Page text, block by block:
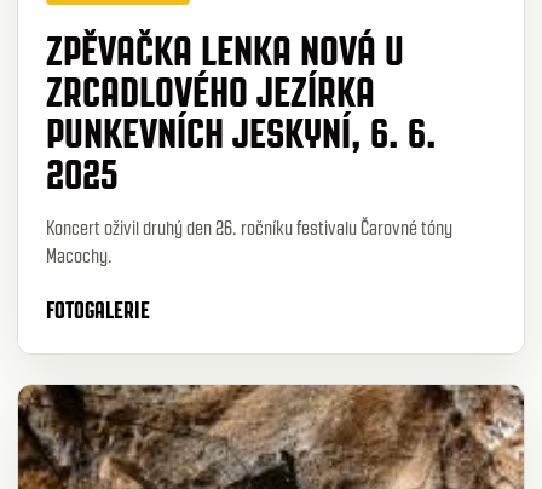
ZPĚVAČKA LENKA NOVÁ U
ZRCADLOVÉHO JEZÍRKA
PUNKEVNÍCH JESKYNÍ, 6. 6.
2025
Koncert oživil druhý den 26. ročníku festivalu Čarovné tóny
Macochy.
FOTOGALERIE